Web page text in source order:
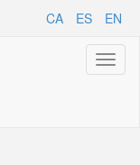
CA ES EN